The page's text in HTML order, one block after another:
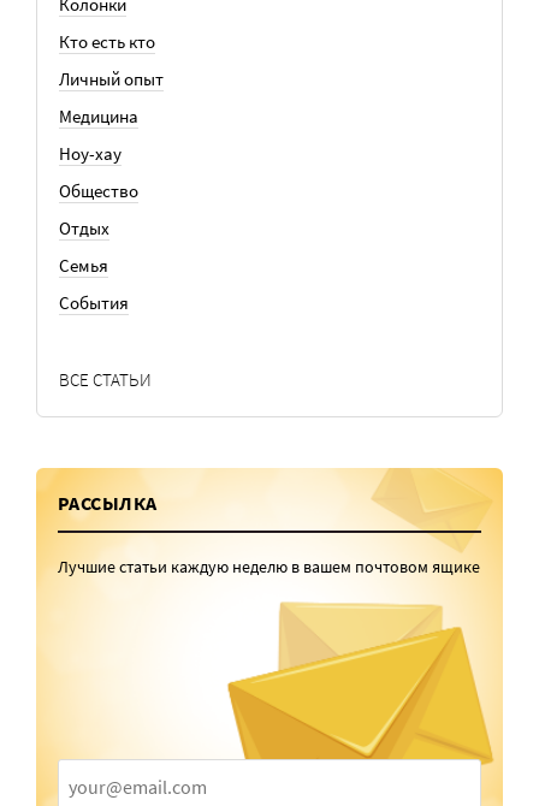
Кто есть кто
Личный опыт
Медицина
Ноу-хау
Общество
Отдых
Семья
События
ВСЕ СТАТЬИ
РАССЫЛКА
Лучшие статьи каждую неделю в вашем почтовом ящике